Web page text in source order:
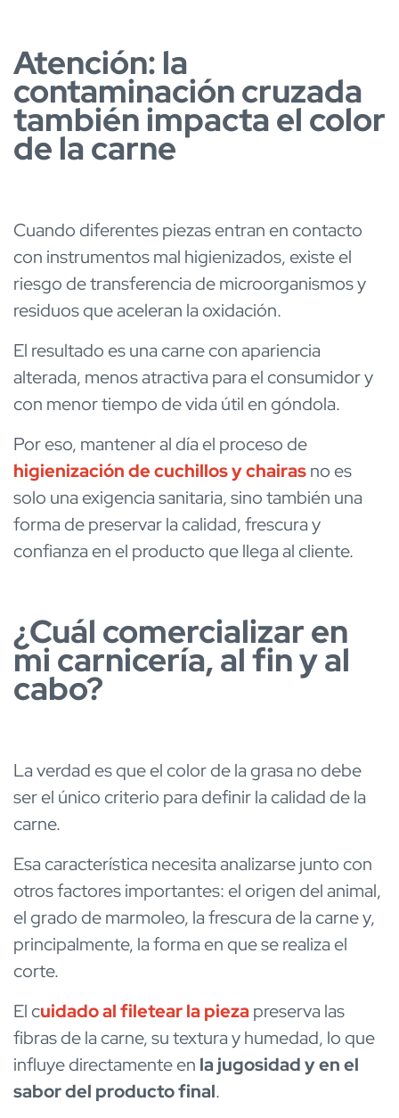
Atención: la
contaminación cruzada
también impacta el color
de la carne
Cuando diferentes piezas entran en contacto
con instrumentos mal higienizados, existe el
riesgo de transferencia de microorganismos y
residuos que aceleran la oxidación.
El resultado es una carne con apariencia
alterada, menos atractiva para el consumidor y
con menor tiempo de vida útil en góndola.
Por eso, mantener al día el proceso de
higienización de cuchillos y chairasno es
solo una exigencia sanitaria, sino también una
forma de preservar la calidad, frescura y
confianza en el producto que llega al cliente.
¿Cuál comercializar en
mi carnicería, al fin y al
cabo?
La verdad es que el color de la grasa no debe
ser el único criterio para definir la calidad de la
carne.
Esa característica necesita analizarse junto con
otros factores importantes: el origen del animal,
el grado de marmoleo, la frescura de la carne y,
principalmente, la forma en que se realiza el
corte.
Elcuidado al filetear la pieza preserva las
fibras de la carne, su textura y humedad, lo que
influye directamente en la jugosidad y en el
sabor del producto final.